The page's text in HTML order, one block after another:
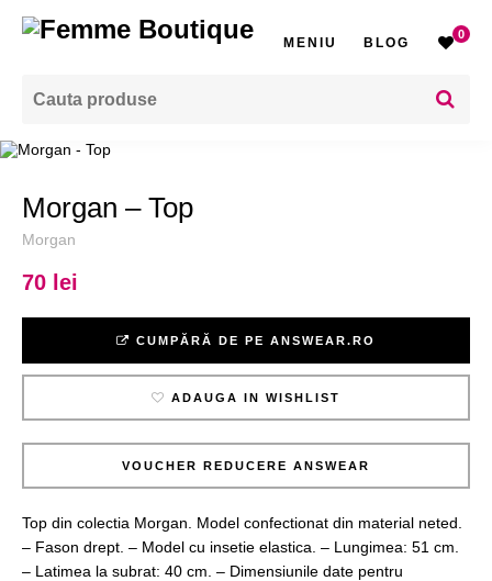
MENIU BLOG
0
Morgan – Top
Morgan
70 lei
CUMPĂRĂ DE PE ANSWEAR.RO
ADAUGA IN WISHLIST
VOUCHER REDUCERE ANSWEAR
Top din colectia Morgan. Model confectionat din material neted.
– Fason drept. – Model cu insetie elastica. – Lungimea: 51 cm.
– Latimea la subrat: 40 cm. – Dimensiunile date pentru